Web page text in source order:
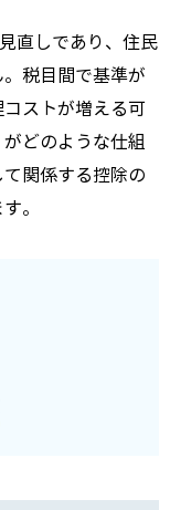
直しであり、住民
税目間で基準が
ストが増える可
どのような仕組
関係する控除の
。